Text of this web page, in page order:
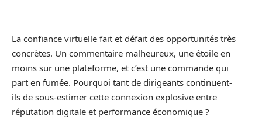
La confiance virtuelle fait et défait des opportunités très
concrètes. Un commentaire malheureux, une étoile en
moins sur une plateforme, et c’est une commande qui
part en fumée. Pourquoi tant de dirigeants continuent-
ils de sous-estimer cette connexion explosive entre
réputation digitale et performance économique ?